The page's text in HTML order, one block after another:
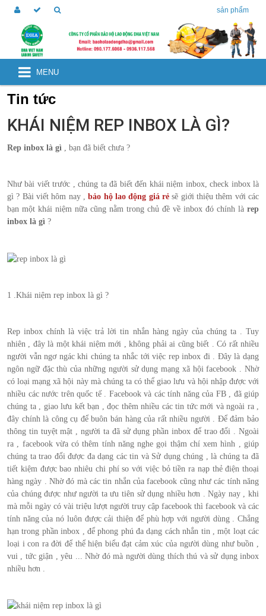
sản phẩm
MENU
Tin tức
KHÁI NIỆM REP INBOX LÀ GÌ?
Rep inbox là gì , bạn đã biết chưa ?
Như bài viết trước , chúng ta đã biết đến khái niệm inbox, check inbox là
gì ? Bài viết hôm nay , bảo hộ lao động giá rẻ sẽ giới thiệu thêm với các
bạn một khái niệm nữa cũng nằm trong chủ đề về inbox đó chính là rep
inbox là gì ?
1 .Khái niệm rep inbox là gì ?
Rep inbox chính là việc trả lời tin nhắn hàng ngày của chúng ta . Tuy
nhiên , đây là một khái niệm mới , không phải ai cũng biết . Có rất nhiều
người vẫn ngơ ngác khi chúng ta nhắc tới việc rep inbox đi . Đây là dạng
ngôn ngữ đặc thù của những người sử dụng mạng xã hội facebook . Nhờ
có loại mạng xã hội này mà chúng ta có thể giao lưu và hội nhập được với
nhiều các nước trên quốc tế . Facebook và các tính năng của FB , đã giúp
chúng ta , giao lưu kết bạn , đọc thêm nhiều các tin tức mới và ngoài ra ,
đây chính là công cụ để buôn bán hàng của rất nhiều người . Để đảm bảo
thông tin tuyệt mật , người ta đã sử dụng phần inbox để trao đổi . Ngoài
ra , facebook vừa có thêm tính năng nghe gọi thậm chí xem hình , giúp
chúng ta trao đổi được đa dạng các tin và Sử dụng chúng , là chúng ta đã
tiết kiệm được bao nhiêu chi phí so với việc bỏ tiền ra nạp thẻ điện thoại
hàng ngày . Nhờ đó mà các tin nhắn của facebook cũng như các tính năng
của chúng được như người ta ưu tiên sử dụng nhiều hơn . Ngày nay , khi
mà mỗi ngày có vài triệu lượt người truy cập facebook thì facebook và các
tính năng của nó luôn được cải thiện để phù hợp với người dùng . Chẳng
hạn trong phần inbox , để phong phú đa dạng cách nhắn tin , một loạt các
loại i con ra đời để thể hiện biểu đạt cảm xúc của người dùng như buồn ,
vui , tức giận , yêu ... Nhờ đó mà người dùng thích thú và sử dụng inbox
nhiều hơn .